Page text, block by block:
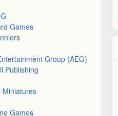
Games
Group (AEG)
Publishing
Miniatures
Games